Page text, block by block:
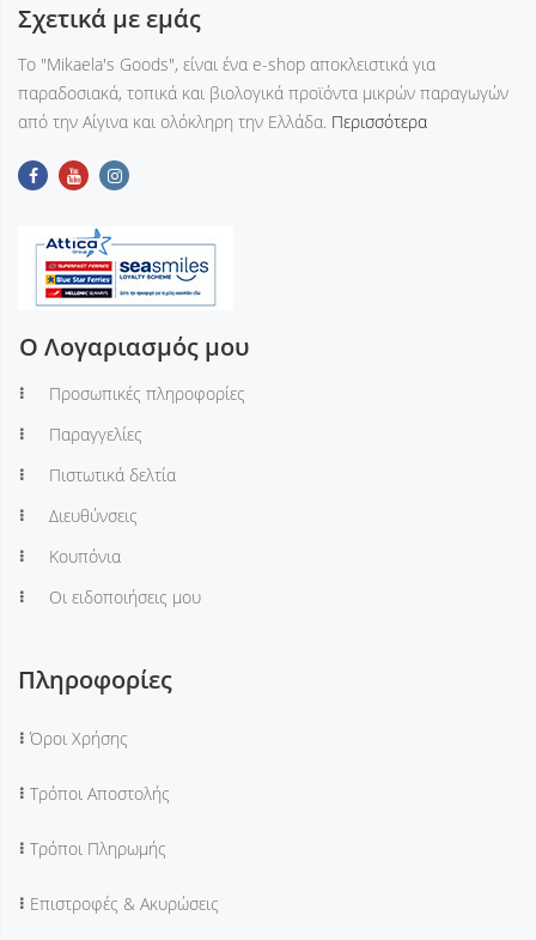
Σχετικά με εμάς
Tο "Mikaela's Goods", είναι ένα e-shop αποκλειστικά για
παραδοσιακά, τοπικά και βιολογικά προϊόντα μικρών παραγωγών
από την Αίγινα και ολόκληρη την Ελλάδα. Περισσότερα
Ο Λογαριασμός μου
Προσωπικές πληροφορίες
Παραγγελίες
Πιστωτικά δελτία
Διευθύνσεις
Κουπόνια
Οι ειδοποιήσεις μου
Πληροφορίες
Όροι Χρήσης
Τρόποι Αποστολής
Τρόποι Πληρωμής
Επιστροφές & Ακυρώσεις